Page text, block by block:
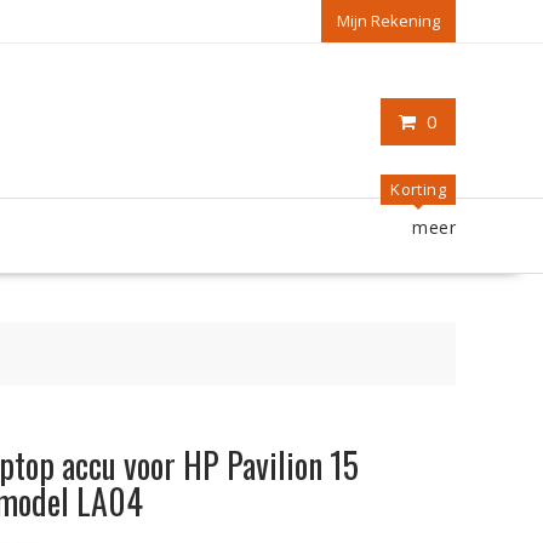
Mijn Rekening
0
Korting
meer
accu voor HP Pavilion 15
LA04